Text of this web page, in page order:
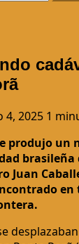
4, 2025 1
produjo un
brasileña
Juan
en